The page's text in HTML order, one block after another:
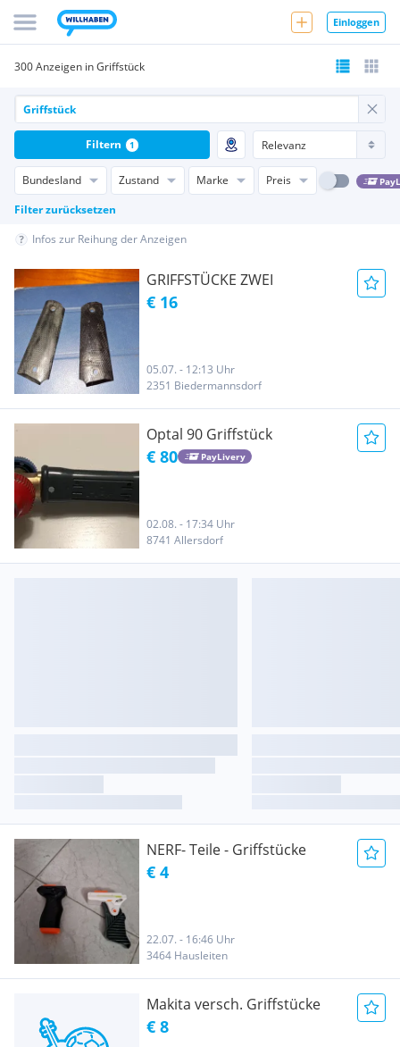
Einloggen
300 Anzeigen in Griffstück
Bundesland Zustand Marke Preis
Filter zurücksetzen
Filtern 1
Infos zur Reihung der Anzeigen
GRIFFSTÜCKE ZWEI
€ 16
05.07. - 12:13 Uhr
2351 Biedermannsdorf
Optal 90 Griffstück
€ 80 PayLivery
02.08. - 17:34 Uhr
8741 Allersdorf
NERF- Teile - Griffstücke
€ 4
22.07. - 16:46 Uhr
3464 Hausleiten
Makita versch. Griffstücke
€ 8